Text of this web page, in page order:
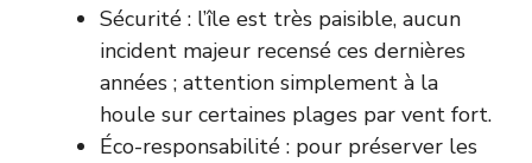
Sécurité : l’île est très paisible, aucun
incident majeur recensé ces dernières
années ; attention simplement à la
houle sur certaines plages par vent fort.
Éco-responsabilité : pour préserver les